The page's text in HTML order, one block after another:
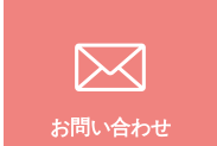
お問い合わせ